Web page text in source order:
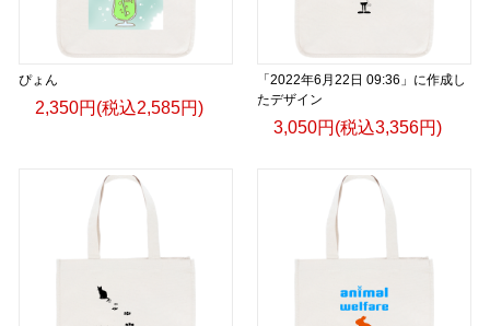
ぴょん
2,350円(税込2,585円)
「2022年6月22日 09:36」に作成し
たデザイン
3,050円(税込3,356円)